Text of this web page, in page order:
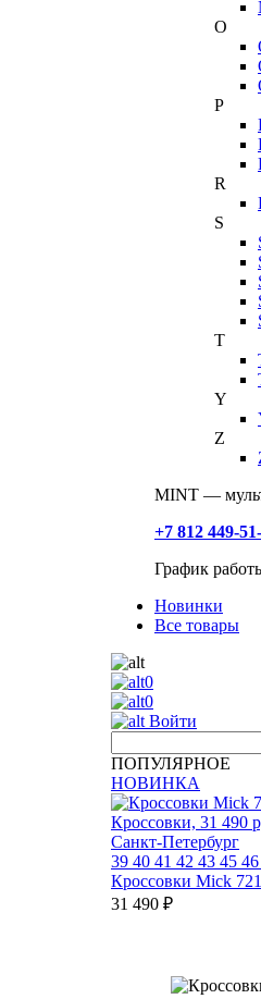
O
P
R
S
T
Y
Z
MINT —
+7 812 449-
График
Новинки
Все товары
0
0
Войти
ПОПУЛЯРНОЕ
НОВИНКА
39 40 41 42 43 45 46
Кроссовки Mick
31 490 ₽